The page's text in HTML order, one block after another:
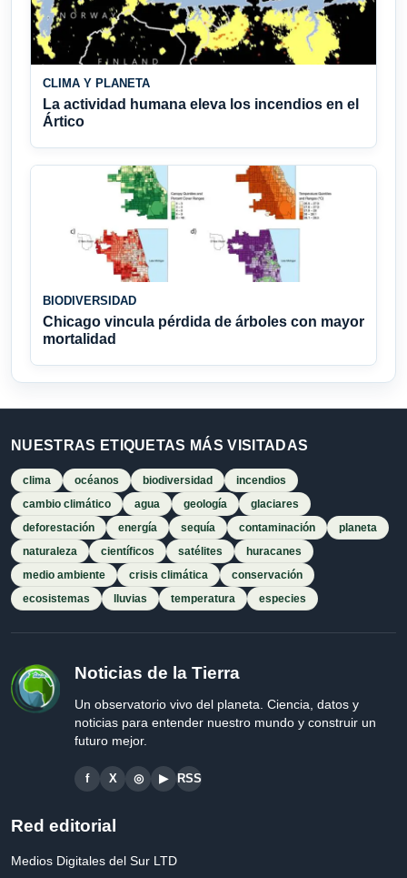
CLIMA Y PLANETA
La actividad humana eleva los incendios en el
Ártico
BIODIVERSIDAD
Chicago vincula pérdida de árboles con mayor
mortalidad
NUESTRAS ETIQUETAS MÁS VISITADAS
clima océanos biodiversidad
incendios
cambio climático
agua geología
glaciares
deforestación
energía sequía contaminación
planeta
naturaleza
científicos satélites
huracanes
medio ambiente
crisis climática
conservación
ecosistemas
lluvias temperatura especies
Noticias de la Tierra
Un observatorio vivo del planeta. Ciencia, datos y
noticias para entender nuestro mundo y construir un
futuro mejor.
f X ◎ ▶ RSS
Red editorial
Medios Digitales del Sur LTD